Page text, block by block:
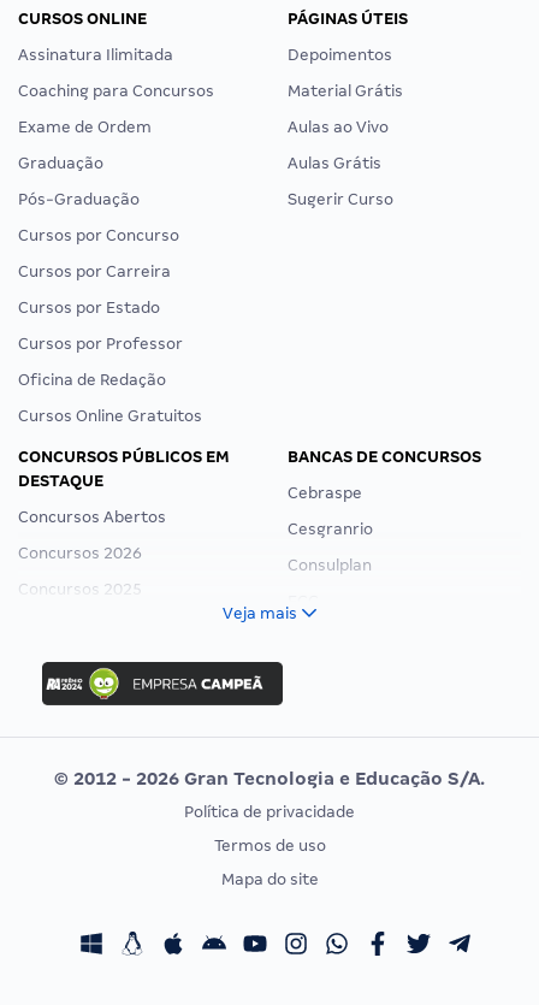
CURSOS ONLINE
Assinatura Ilimitada
Coaching para Concursos
Exame de Ordem
Graduação
Pós-Graduação
Cursos por Concurso
Cursos por Carreira
Cursos por Estado
Cursos por Professor
Oficina de Redação
Cursos Online Gratuitos
PÁGINAS ÚTEIS
Depoimentos
Material Grátis
Aulas ao Vivo
Aulas Grátis
Sugerir Curso
CONCURSOS PÚBLICOS EM
DESTAQUE
Concursos Abertos
Concursos 2026
Concursos 2025
Concurso Ibama
Concurso MPU
Editais publicados
BANCAS DE CONCURSOS
Cebraspe
Cesgranrio
Consulplan
Vunesp
CONCURSOS POR PROFISSÃO
Concursos Fiscais
EXAME DE ORDEM
Calendário OAB
Veja mais
© 2012 - 2026 Gran Tecnologia e Educação S/A.
Política de privacidade
Termos de uso
Mapa do site